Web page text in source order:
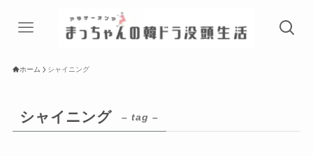
ホーム シャイニング
シャイニング – tag –